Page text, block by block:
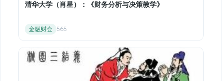
清华大学（肖星）：《财务分析与决策教学》
金融财会 565